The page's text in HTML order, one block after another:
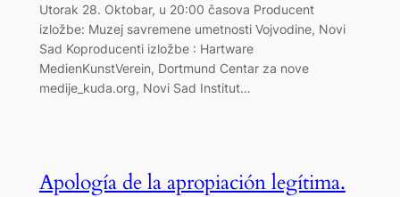
Utorak 28. Oktobar, u 20:00 časova Producent
izložbe: Muzej savremene umetnosti Vojvodine, Novi
Sad Koproducenti izložbe : Hartware
MedienKunstVerein, Dortmund Centar za nove
medije_kuda.org, Novi Sad Institut…
Apología de la apropiación legítima.